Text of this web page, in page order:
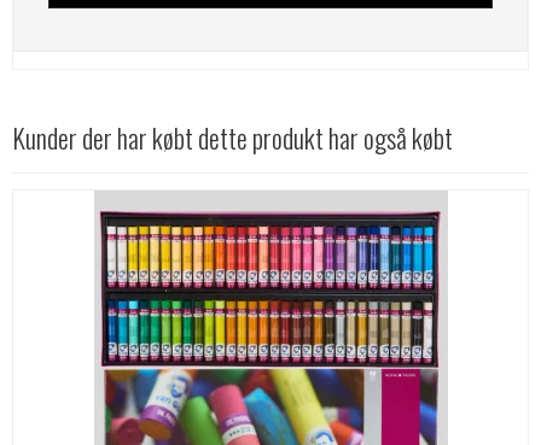
Kunder der har købt dette produkt har også købt